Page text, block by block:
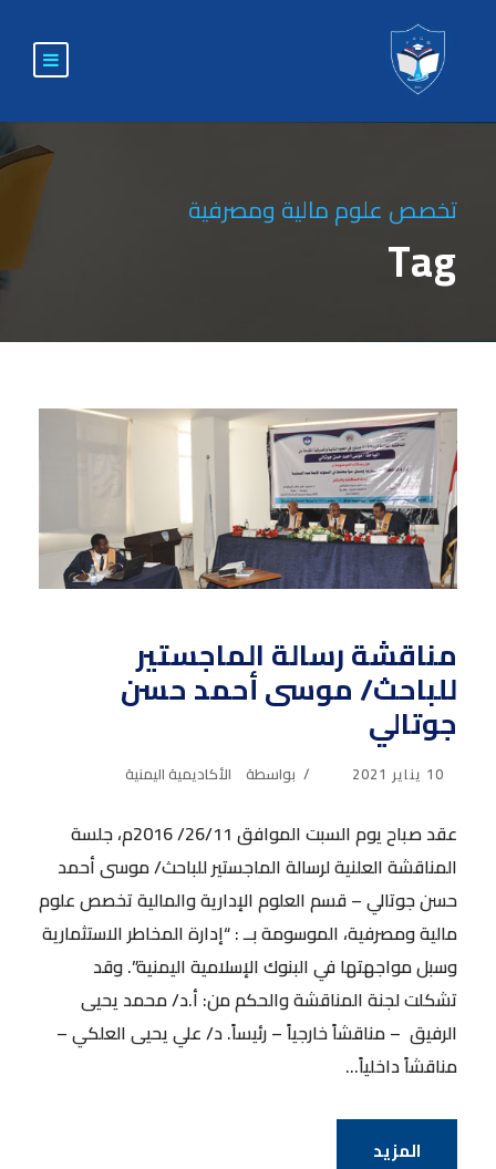
تخصص علوم مالية ومصرفية
Tag
مناقشة رسالة الماجستير
للباحث/ موسى أحمد حسن
جوتالي
10 يناير 2021 بواسطة الأكاديمية اليمنية
عقد صباح يوم السبت الموافق 26/11/ 2016م، جلسة
المناقشة العلنية لرسالة الماجستير للباحث/ موسى أحمد
حسن جوتالي – قسم العلوم الإدارية والمالية تخصص علوم
مالية ومصرفية، الموسومة بــ : “إدارة المخاطر الاستثمارية
وسبل مواجهتها في البنوك الإسلامية اليمنية”. وقد
تشكلت لجنة المناقشة والحكم من: أ.د/ محمد يحيى
الرفيق – مناقشاً خارجياً – رئيساً. د/ علي يحيى العلكي –
مناقشاً داخلياً...
المزيد